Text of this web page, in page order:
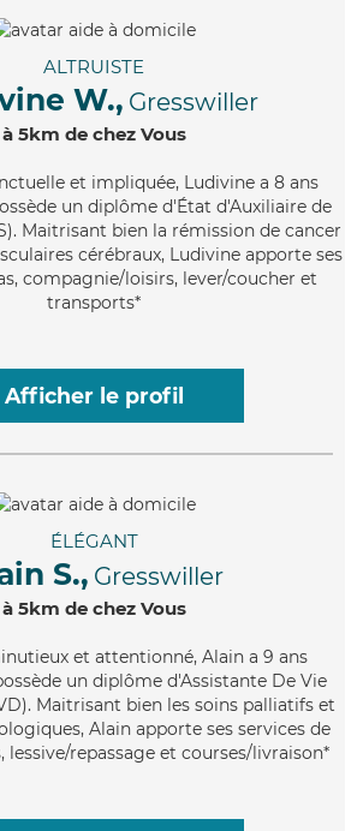
ALTRUISTE
W., Gresswiller
à 5km de chez Vous
et impliquée, Ludivine a 8 ans
un diplôme d'État d'Auxiliaire de
Maitrisant bien la rémission de cancer
cérébraux, Ludivine apporte ses
compagnie/loisirs, lever/coucher et
transports*
Afficher le profil
ÉLÉGANT
S., Gresswiller
à 5km de chez Vous
et attentionné, Alain a 9 ans
un diplôme d'Assistante De Vie
Maitrisant bien les soins palliatifs et
Alain apporte ses services de
lessive/repassage et courses/livraison*